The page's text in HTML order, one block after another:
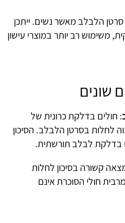
הלבלב מאשר נשים. ייתכן
משימוש רב יותר במוצרי עישון
שונים
: חולים בדלקת כרונית של
לחלות בסרטן הלבלב. הסיכון
בדלקת לבלב תורשתית.
קשורה בסיכון לחלות
חולי הסוכרת אינם